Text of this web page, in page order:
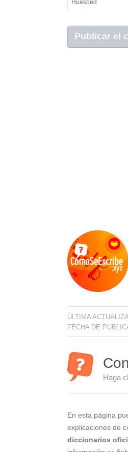
ÚLTIMA
FECHA DE
Haga
En esta página
explicaciones de
diccionarios